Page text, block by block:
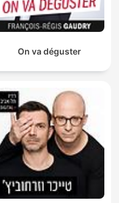
On va déguster